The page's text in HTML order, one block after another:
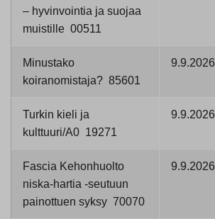
– hyvinvointia ja suojaa
muistille 00511
Minustako
koiranomistaja? 85601
Turkin kieli ja
kulttuuri/A0 19271
Fascia Kehonhuolto
niska-hartia -seutuun
painottuen syksy 70070